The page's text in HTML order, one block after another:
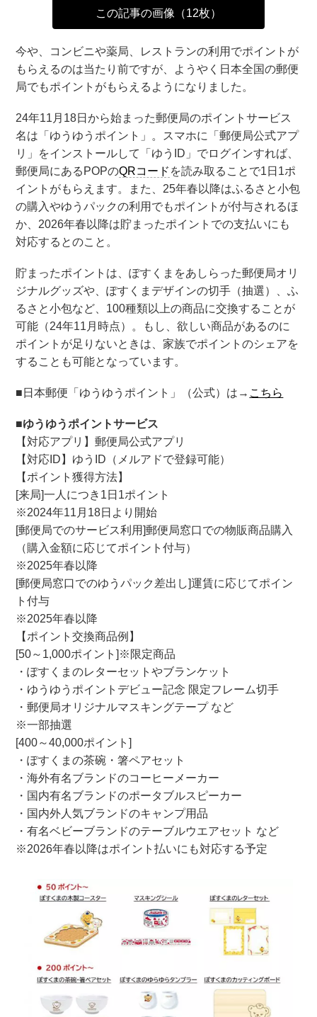
この記事の画像（12枚）
今や、コンビニや薬局、レストランの利用でポイントが
もらえるのは当たり前ですが、ようやく日本全国の郵便
局でもポイントがもらえるようになりました。
24年11月18日から始まった郵便局のポイントサービス
名は「ゆうゆうポイント」。スマホに「郵便局公式アプ
リ」をインストールして「ゆうID」でログインすれば、
郵便局にあるPOPのQRコード を読み取ることで1日1ポ
イントがもらえます。また、25年春以降はふるさと小包
の購入やゆうパックの利用でもポイントが付与されるほ
か、2026年春以降は貯まったポイントでの支払いにも
対応するとのこと。
貯まったポイントは、ぽすくまをあしらった郵便局オリ
ジナルグッズや、ぽすくまデザインの切手（抽選）、ふ
るさと小包など、100種類以上の商品に交換することが
可能（24年11月時点）。もし、欲しい商品があるのに
ポイントが足りないときは、家族でポイントのシェアを
することも可能となっています。
■日本郵便「ゆうゆうポイント」（公式）は→ こちら
■ゆうゆうポイントサービス
【対応アプリ】郵便局公式アプリ
【対応ID】ゆうID（メルアドで登録可能）
【ポイント獲得方法】
[来局]一人につき1日1ポイント
※2024年11月18日より開始
[郵便局でのサービス利用]郵便局窓口での物販商品購入
（購入金額に応じてポイント付与）
※2025年春以降
[郵便局窓口でのゆうパック差出し]運賃に応じてポイン
ト付与
※2025年春以降
【ポイント交換商品例】
[50～1,000ポイント]※限定商品
・ぽすくまのレターセットやブランケット
・ゆうゆうポイントデビュー記念 限定フレーム切手
・郵便局オリジナルマスキングテープ など
※一部抽選
[400～40,000ポイント]
・ぽすくまの茶碗・箸ペアセット
・海外有名ブランドのコーヒーメーカー
・国内有名ブランドのポータブルスピーカー
・国内外人気ブランドのキャンプ用品
・有名ベビーブランドのテーブルウエアセット など
※2026年春以降はポイント払いにも対応する予定